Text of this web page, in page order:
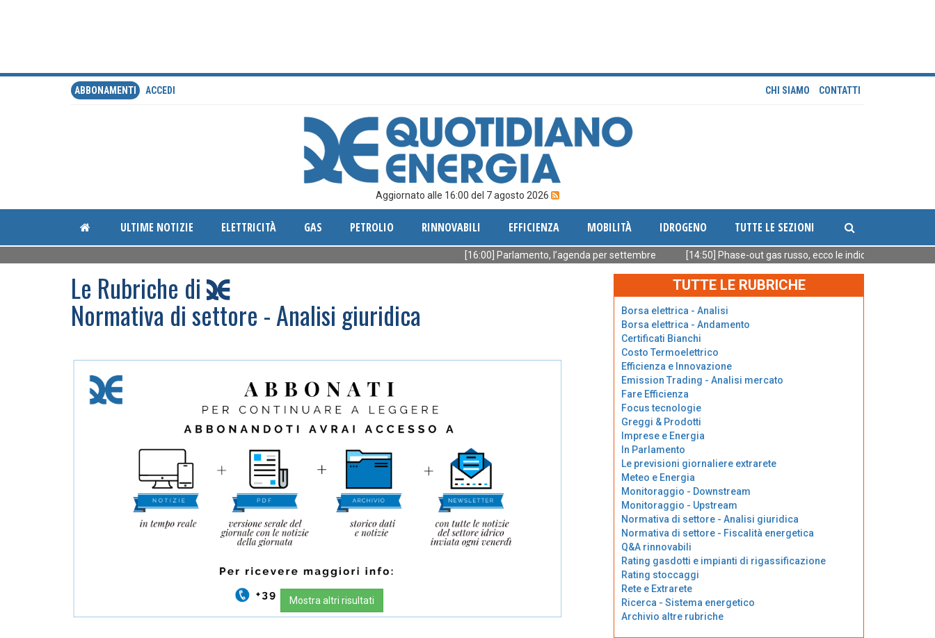
ABBONAMENTI ACCEDI CHI SIAMO CONTATTI
Aggiornato alle 16:00 del 7 agosto 2026
ULTIME NOTIZIE ELETTRICITÀ GAS PETROLIO RINNOVABILI EFFICIENZA MOBILITÀ IDROGENO TUTTE LE SEZIONI
[16:00] Parlamento, l’agenda per settembre [14:50] Phase-out gas russo, ecco le indicazioni di Bruxelles
Le Rubriche di
Normativa di settore - Analisi giuridica
Mostra altri risultati
TUTTE LE RUBRICHE
Borsa elettrica - Analisi
Borsa elettrica - Andamento
Certificati Bianchi
Costo Termoelettrico
Efficienza e Innovazione
Emission Trading - Analisi mercato
Fare Efficienza
Focus tecnologie
Greggi & Prodotti
Imprese e Energia
In Parlamento
Le previsioni giornaliere extrarete
Meteo e Energia
Monitoraggio - Downstream
Monitoraggio - Upstream
Normativa di settore - Analisi giuridica
Normativa di settore - Fiscalità energetica
Q&A rinnovabili
Rating gasdotti e impianti di rigassificazione
Rating stoccaggi
Rete e Extrarete
Ricerca - Sistema energetico
Archivio altre rubriche